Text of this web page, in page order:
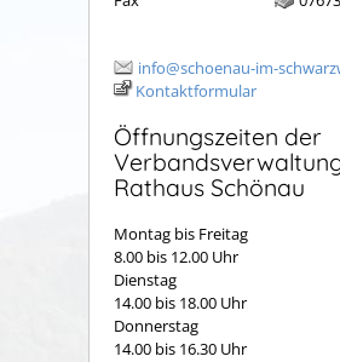
info@schoenau-im-
Kontaktformular
Öffnungszeiten der
Rathaus Schönau
Montag bis Freitag
8.00 bis 12.00 Uhr
Dienstag
14.00 bis 18.00 Uhr
Donnerstag
14.00 bis 16.30 Uhr